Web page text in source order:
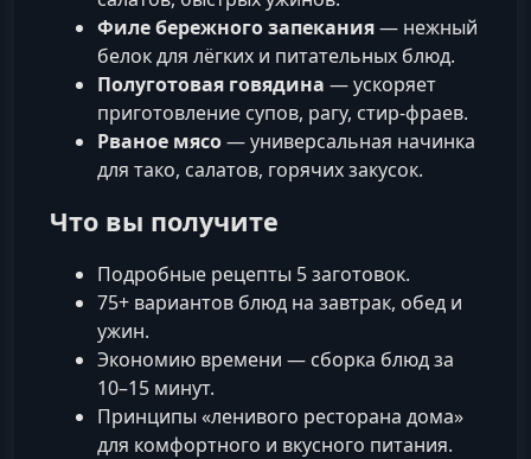
Филе бережного запекания— нежный
белок для лёгких и питательных блюд.
Полуготовая говядина — ускоряет
приготовление супов, рагу, стир-фраев.
Рваное мясо— универсальная начинка
для тако, салатов, горячих закусок.
Что вы получите
Подробные рецепты 5 заготовок.
75+ вариантов блюд на завтрак, обед и
ужин.
Экономию времени — сборка блюд за
10–15 минут.
Принципы «ленивого ресторана дома»
для комфортного и вкусного питания.